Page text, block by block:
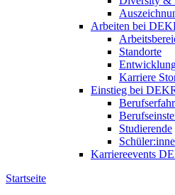
Arbeiten bei
Standorte
Karriere
Einstieg bei
Studierende
Karriereevents
Startseite